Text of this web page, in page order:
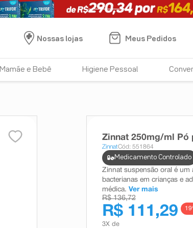
Nossas lojas
Meus Pedidos
Mamãe e Bebê Higiene Pessoal
Zinnat 250mg/ml Pó
ZinnatCód: 551864
Medicamento Controlado
Zinnat suspensão oral é um
bacterianas em crianças e
médica. Ver mais
R$ 136,72
R$ 111,29 19
3X de